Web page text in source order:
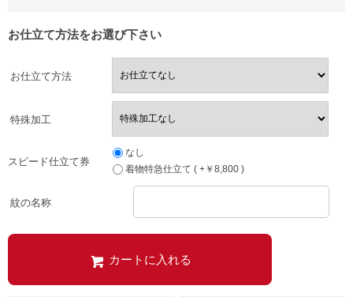
お仕立て方法をお選び下さい
お仕立て方法
特殊加工
スピード仕立て券
なし
着物特急仕立て ( +￥8,800 )
紋の名称